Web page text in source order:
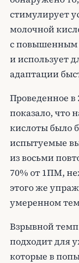
стимулирует
молочной
с повышенным
и использует
адаптации
Проведенное в
показало, что
кислоты было
испытуемые
из восьми
70% от 1ПМ,
этого же
умеренном
Взрывной
подходит для
которые в